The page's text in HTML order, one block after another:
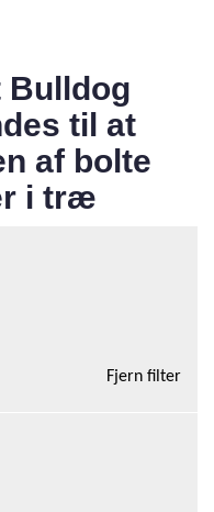
til at
af bolte
i træ
Fjern filter